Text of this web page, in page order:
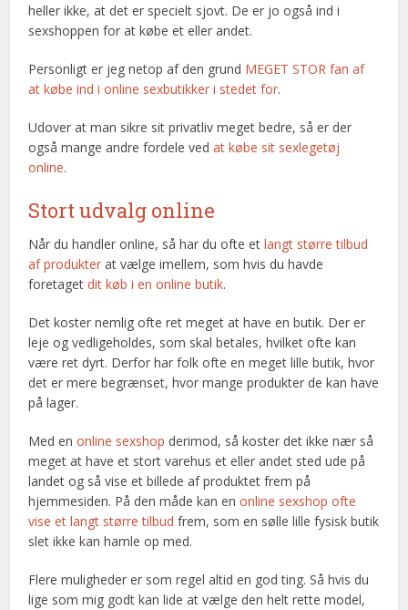
heller ikke, at det er specielt sjovt. De er jo også ind i
sexshoppen for at købe et eller andet.
Personligt er jeg netop af den grund MEGET STOR fan af
at købe ind i online sexbutikker i stedet for.
Udover at man sikre sit privatliv meget bedre, så er der
også mange andre fordele vedat købe sit sexlegetøj
online.
Stort udvalg online
Når du handler online, så har du ofte etlangt større tilbud
af produkter at vælge imellem, som hvis du havde
foretagetdit køb i en online butik.
Det koster nemlig ofte ret meget at have en butik. Der er
leje og vedligeholdes, som skal betales, hvilket ofte kan
være ret dyrt. Derfor har folk ofte en meget lille butik, hvor
det er mere begrænset, hvor mange produkter de kan have
på lager.
Med enonline sexshop derimod, så koster det ikke nær så
meget at have et stort varehus et eller andet sted ude på
landet og så vise et billede af produktet frem på
hjemmesiden. På den måde kan enonline sexshop ofte
vise et langt større tilbud frem, som en sølle lille fysisk butik
slet ikke kan hamle op med.
Flere muligheder er som regel altid en god ting. Så hvis du
lige som mig godt kan lide at vælge den helt rette model,